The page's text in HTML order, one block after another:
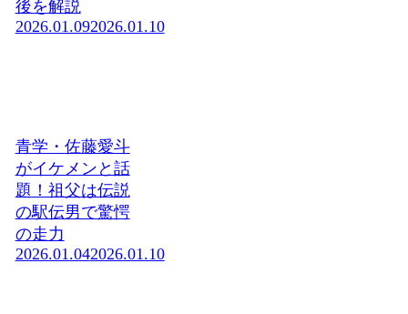
後を解説
2026.01.092026.01.10
青学・佐藤愛斗
がイケメンと話
題！祖父は伝説
の駅伝男で驚愕
の走力
2026.01.042026.01.10